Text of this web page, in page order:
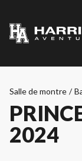
Salle de montre /
2024